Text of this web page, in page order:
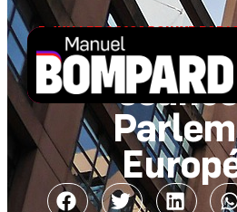
5 JUILLET 2019ARCHIVE
Notre